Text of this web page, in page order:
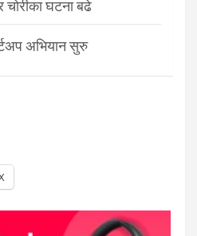
चोरीका घटना बढे
अभियान सुरु